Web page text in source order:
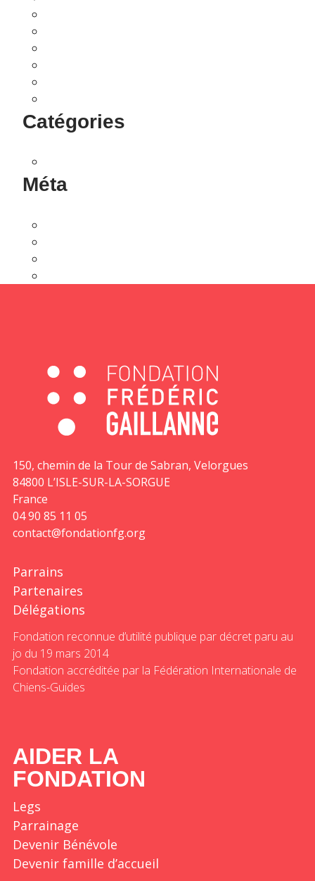
Catégories
Méta
150, chemin de la Tour de Sabran, Velorgues
84800 L’ISLE-SUR-LA-SORGUE
France
04 90 85 11 05
contact@fondationfg.org
Parrains
Partenaires
Délégations
Fondation reconnue d’utilité publique par décret paru au
jo du 19 mars 2014
Fondation accréditée par la Fédération Internationale de
Chiens-Guides
AIDER LA
FONDATION
Legs
Parrainage
Devenir Bénévole
Devenir famille d’accueil